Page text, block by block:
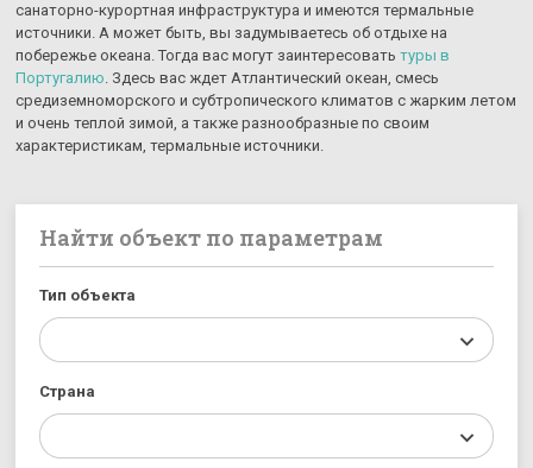
санаторно-курортная инфраструктура и имеются термальные
источники. А может быть, вы задумываетесь об отдыхе на
побережье океана. Тогда вас могут заинтересоватьтуры в
Португалию. Здесь вас ждет Атлантический океан, смесь
средиземноморского и субтропического климатов с жарким летом
и очень теплой зимой, а также разнообразные по своим
характеристикам, термальные источники.
Найти объект по параметрам
Тип объекта
Страна